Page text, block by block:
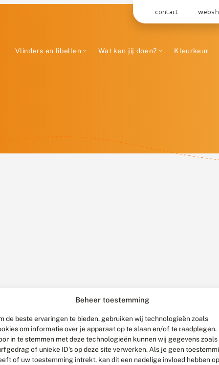
Beheer toestemming
de beste ervaringen te bieden, gebruiken wij technologieën zoals
om informatie over je apparaat op te slaan en/of te raadplegen.
in te stemmen met deze technologieën kunnen wij gegevens zoals
of unieke ID's op deze site verwerken. Als je geen
of uw toestemming intrekt, kan dit een nadelige invloed hebben op
contact
Vlinders en libellen Wat kan jij doen? Kleurkeur